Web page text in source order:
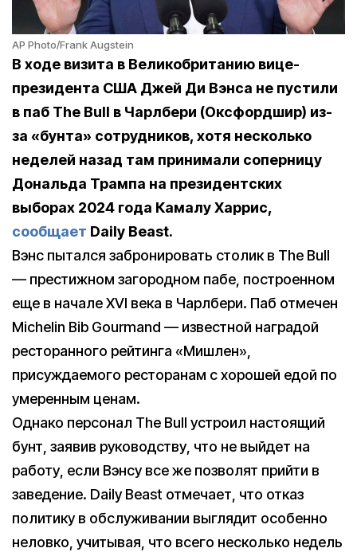
AP Photo/Frank Augstein
В ходе визита в Великобританию вице-
президента США Джей Ди Вэнса не пустили
в паб The Bull в Чарлбери (Оксфордшир) из-
за «бунта» сотрудников, хотя несколько
неделей назад там принимали соперницу
Дональда Трампа на президентских
выборах 2024 года Камалу Харрис,
сообщает Daily Beast.
Вэнс пытался забронировать столик в The Bull
— престижном загородном пабе, построенном
еще в начале XVI века в Чарлбери. Паб отмечен
Michelin Bib Gourmand — известной наградой
ресторанного рейтинга «Мишлен»,
присуждаемого ресторанам с хорошей едой по
умеренным ценам.
Однако персонал The Bull устроил настоящий
бунт, заявив руководству, что не выйдет на
работу, если Вэнсу все же позволят прийти в
заведение. Daily Beast отмечает, что отказ
политику в обслуживании выглядит особенно
неловко, учитывая, что всего несколько недель